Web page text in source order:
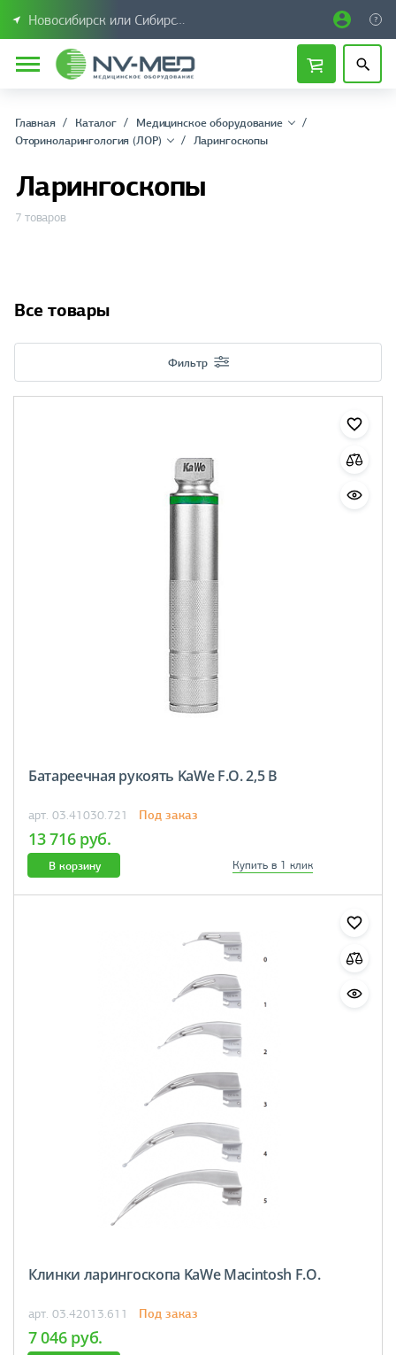
Новосибирск или Сибирский федеральный округ
Главная Каталог
Медицинское оборудование
Оториноларингология (ЛОР)
Ларингоскопы
Ларингоскопы
7 товаров
Все товары
Фильтр
Батареечная рукоять KaWe F.O. 2,5 В
арт. 03.41030.721 Под заказ
13 716 руб.
В корзину Купить в 1 клик
Клинки ларингоскопа KaWe Macintosh F.O.
арт. 03.42013.611 Под заказ
7 046 руб.